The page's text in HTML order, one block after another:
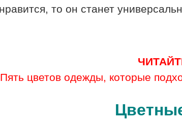
то он станет
Пять цветов одежды, которые